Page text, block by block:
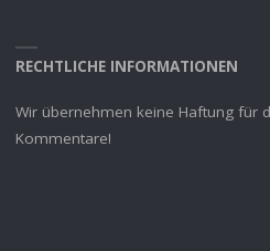
RECHTLICHE INFORMATIONEN
Wir übernehmen keine Haftung für
Kommentare!